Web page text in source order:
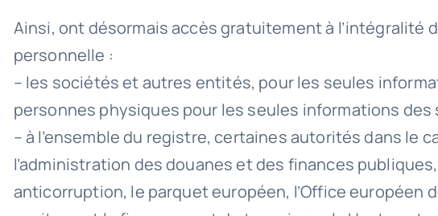
Ainsi, ont désormais accès gratuitement à
personnelle :
– les sociétés et autres entités, pour les seules
personnes physiques pour les seules informations
– à l’ensemble du registre, certaines autorités dans le
l’administration des douanes et des finances
anticorruption, le parquet européen, l’Office